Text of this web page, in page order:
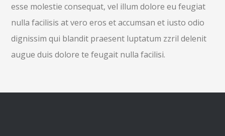
esse molestie consequat, vel illum dolore eu feugiat
nulla facilisis at vero eros et accumsan et iusto odio
dignissim qui blandit praesent luptatum zzril delenit
augue duis dolore te feugait nulla facilisi.